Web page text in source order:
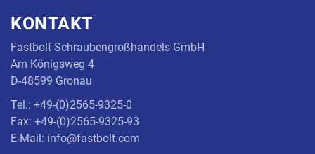
KONTAKT
Fastbolt Schraubengroßhandels GmbH
Am Königsweg 4
D-48599 Gronau
Tel.: +49-(0)2565-9325-0
Fax: +49-(0)2565-9325-93
E-Mail: info@fastbolt.com